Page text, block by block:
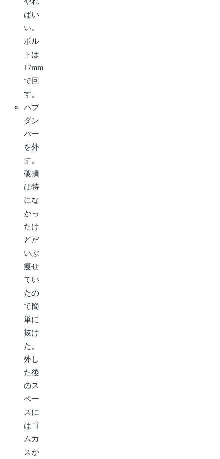
ばい
い。
ボル
トは
17mm
で回
す。
ハブ
ダン
パー
を外
す。
破損
は特
にな
かっ
たけ
どだ
いぶ
痩せ
てい
たの
で簡
単に
抜け
た。
外し
た後
のス
ペー
スに
はゴ
ムカ
スが